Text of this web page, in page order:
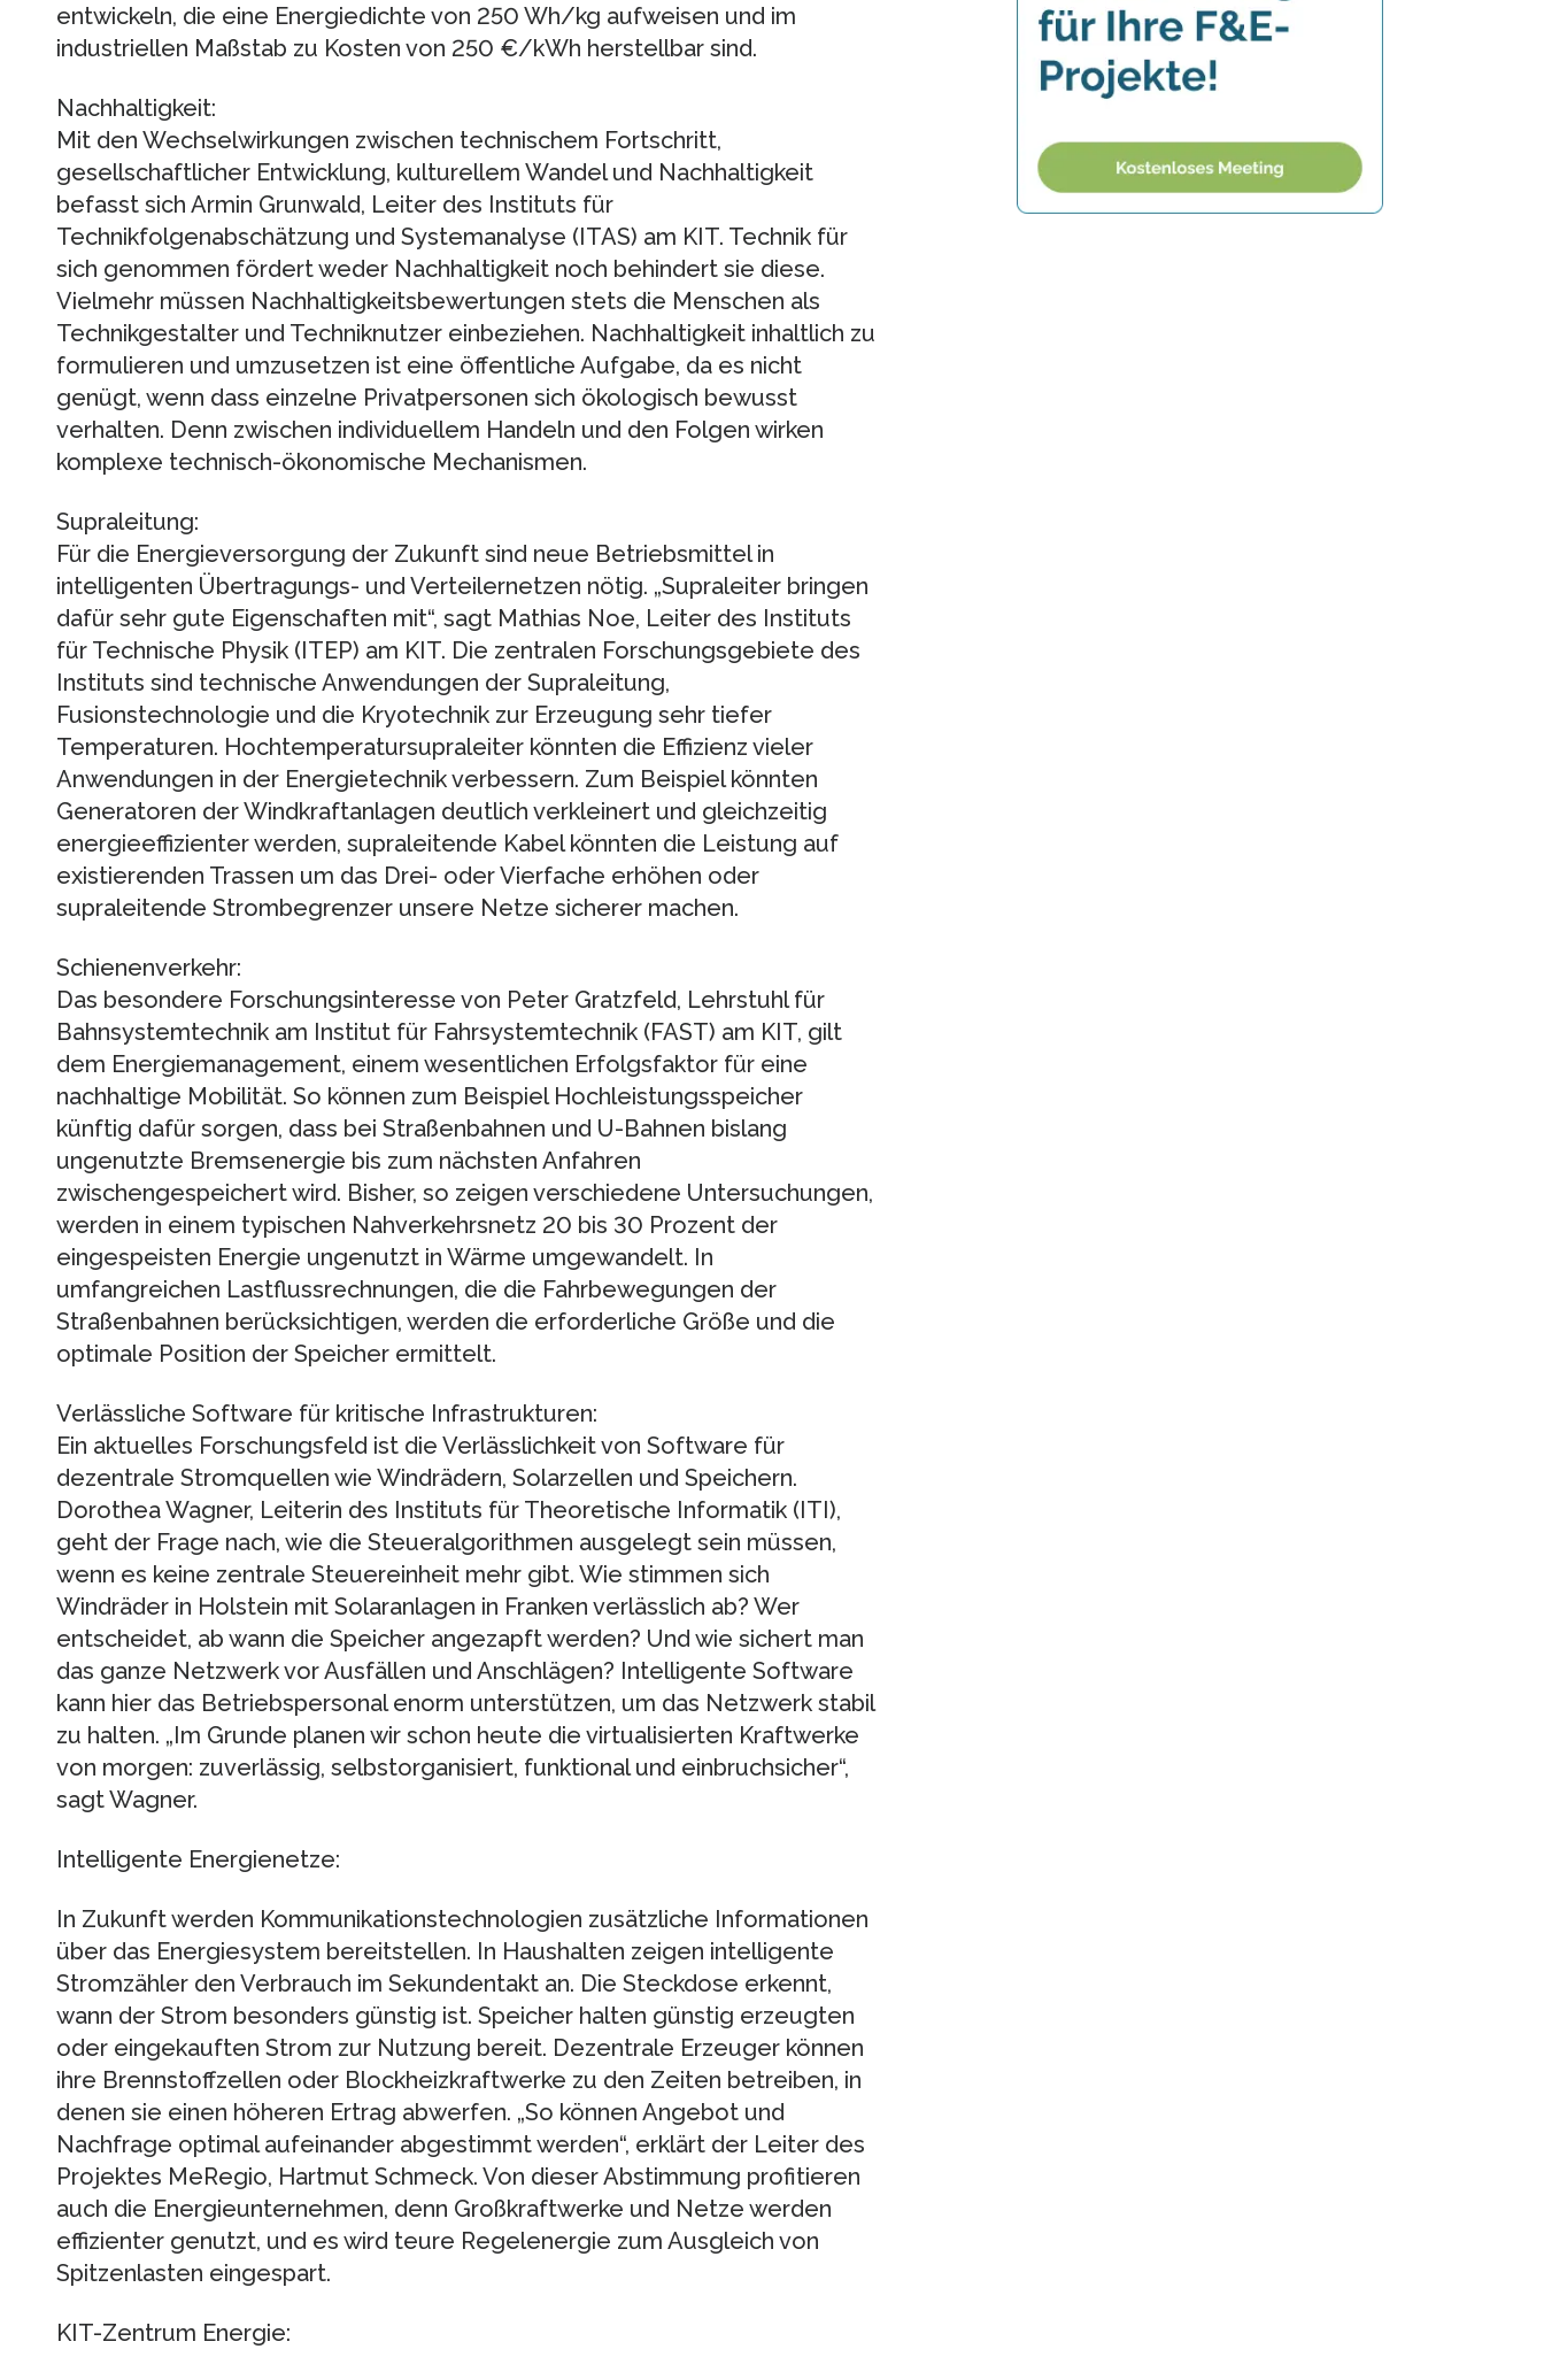
entwickeln, die eine Energiedichte von 250 Wh/kg aufweisen und im
industriellen Maßstab zu Kosten von 250 €/kWh herstellbar sind.
Nachhaltigkeit:
Mit den Wechselwirkungen zwischen technischem Fortschritt,
gesellschaftlicher Entwicklung, kulturellem Wandel und Nachhaltigkeit
befasst sich Armin Grunwald, Leiter des Instituts für
Technikfolgenabschätzung und Systemanalyse (ITAS) am KIT. Technik für
sich genommen fördert weder Nachhaltigkeit noch behindert sie diese.
Vielmehr müssen Nachhaltigkeitsbewertungen stets die Menschen als
Technikgestalter und Techniknutzer einbeziehen. Nachhaltigkeit inhaltlich zu
formulieren und umzusetzen ist eine öffentliche Aufgabe, da es nicht
genügt, wenn dass einzelne Privatpersonen sich ökologisch bewusst
verhalten. Denn zwischen individuellem Handeln und den Folgen wirken
komplexe technisch-ökonomische Mechanismen.
Supraleitung:
Für die Energieversorgung der Zukunft sind neue Betriebsmittel in
intelligenten Übertragungs- und Verteilernetzen nötig. „Supraleiter bringen
dafür sehr gute Eigenschaften mit“, sagt Mathias Noe, Leiter des Instituts
für Technische Physik (ITEP) am KIT. Die zentralen Forschungsgebiete des
Instituts sind technische Anwendungen der Supraleitung,
Fusionstechnologie und die Kryotechnik zur Erzeugung sehr tiefer
Temperaturen. Hochtemperatursupraleiter könnten die Effizienz vieler
Anwendungen in der Energietechnik verbessern. Zum Beispiel könnten
Generatoren der Windkraftanlagen deutlich verkleinert und gleichzeitig
energieeffizienter werden, supraleitende Kabel könnten die Leistung auf
existierenden Trassen um das Drei- oder Vierfache erhöhen oder
supraleitende Strombegrenzer unsere Netze sicherer machen.
Schienenverkehr:
Das besondere Forschungsinteresse von Peter Gratzfeld, Lehrstuhl für
Bahnsystemtechnik am Institut für Fahrsystemtechnik (FAST) am KIT, gilt
dem Energiemanagement, einem wesentlichen Erfolgsfaktor für eine
nachhaltige Mobilität. So können zum Beispiel Hochleistungsspeicher
künftig dafür sorgen, dass bei Straßenbahnen und U-Bahnen bislang
ungenutzte Bremsenergie bis zum nächsten Anfahren
zwischengespeichert wird. Bisher, so zeigen verschiedene Untersuchungen,
werden in einem typischen Nahverkehrsnetz 20 bis 30 Prozent der
eingespeisten Energie ungenutzt in Wärme umgewandelt. In
umfangreichen Lastflussrechnungen, die die Fahrbewegungen der
Straßenbahnen berücksichtigen, werden die erforderliche Größe und die
optimale Position der Speicher ermittelt.
Verlässliche Software für kritische Infrastrukturen:
Ein aktuelles Forschungsfeld ist die Verlässlichkeit von Software für
dezentrale Stromquellen wie Windrädern, Solarzellen und Speichern.
Dorothea Wagner, Leiterin des Instituts für Theoretische Informatik (ITI),
geht der Frage nach, wie die Steueralgorithmen ausgelegt sein müssen,
wenn es keine zentrale Steuereinheit mehr gibt. Wie stimmen sich
Windräder in Holstein mit Solaranlagen in Franken verlässlich ab? Wer
entscheidet, ab wann die Speicher angezapft werden? Und wie sichert man
das ganze Netzwerk vor Ausfällen und Anschlägen? Intelligente Software
kann hier das Betriebspersonal enorm unterstützen, um das Netzwerk stabil
zu halten. „Im Grunde planen wir schon heute die virtualisierten Kraftwerke
von morgen: zuverlässig, selbstorganisiert, funktional und einbruchsicher“,
sagt Wagner.
Intelligente Energienetze:
In Zukunft werden Kommunikationstechnologien zusätzliche Informationen
über das Energiesystem bereitstellen. In Haushalten zeigen intelligente
Stromzähler den Verbrauch im Sekundentakt an. Die Steckdose erkennt,
wann der Strom besonders günstig ist. Speicher halten günstig erzeugten
oder eingekauften Strom zur Nutzung bereit. Dezentrale Erzeuger können
ihre Brennstoffzellen oder Blockheizkraftwerke zu den Zeiten betreiben, in
denen sie einen höheren Ertrag abwerfen. „So können Angebot und
Nachfrage optimal aufeinander abgestimmt werden“, erklärt der Leiter des
Projektes MeRegio, Hartmut Schmeck. Von dieser Abstimmung profitieren
auch die Energieunternehmen, denn Großkraftwerke und Netze werden
effizienter genutzt, und es wird teure Regelenergie zum Ausgleich von
Spitzenlasten eingespart.
KIT-Zentrum Energie: